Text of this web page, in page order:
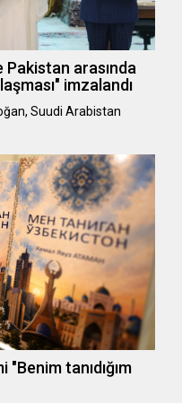
arasında
imzalandı
Suudi Arabistan
"Benim tanıdığım